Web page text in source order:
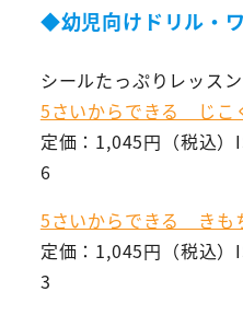
◆幼児向けドリル・
シールたっぷりレッスン
5さいからできる じこ
定価：1,045円（税込
6
5さいからできる きも
定価：1,045円（税込
3